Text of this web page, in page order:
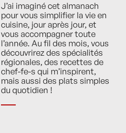
J’ai imaginé cet almanach
pour vous simplifier la vie en
cuisine, jour après jour, et
vous accompagner toute
l’année. Au fil des mois, vous
découvrirez des spécialités
régionales, des recettes de
chef-fe-s qui m’inspirent,
mais aussi des plats simples
du quotidien !